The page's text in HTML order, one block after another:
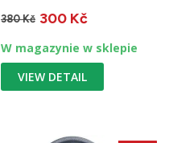
prześwit 22 mm / 23...
380 Kč 300 Kč
W magazynie w sklepie
VIEW DETAIL